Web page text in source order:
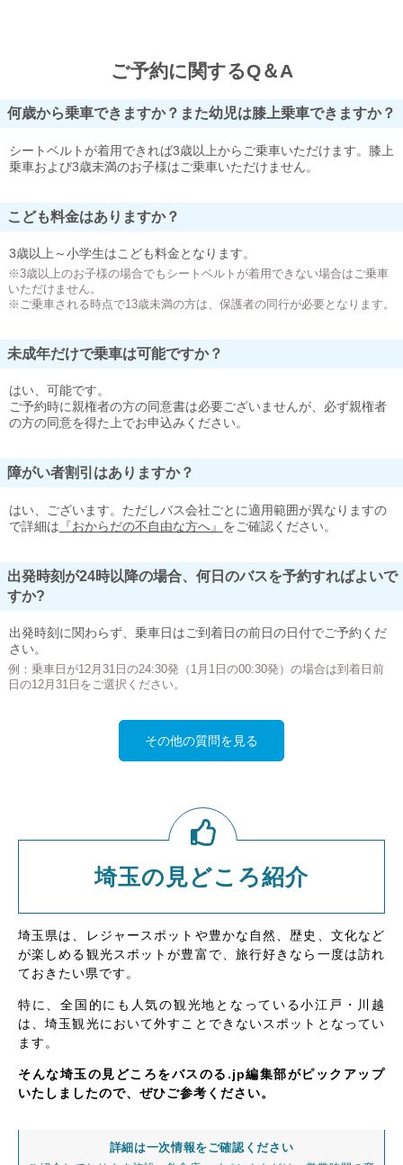
ご予約に関するQ＆A
何歳から乗車できますか？また幼児は膝上乗車できますか？
シートベルトが着用できれば3歳以上からご乗車いただけます。膝上
乗車および3歳未満のお子様はご乗車いただけません。
こども料金はありますか？
3歳以上～小学生はこども料金となります。
※3歳以上のお子様の場合でもシートベルトが着用できない場合はご乗車
いただけません。
※ご乗車される時点で13歳未満の方は、保護者の同行が必要となります。
未成年だけで乗車は可能ですか？
はい、可能です。
ご予約時に親権者の方の同意書は必要ございませんが、必ず親権者
の方の同意を得た上でお申込みください。
障がい者割引はありますか？
はい、ございます。ただしバス会社ごとに適用範囲が異なりますの
で詳細は 『おからだの不自由な方へ』 をご確認ください。
出発時刻が24時以降の場合、何日のバスを予約すればよいで
すか?
出発時刻に関わらず、乗車日はご到着日の前日の日付でご予約くだ
さい。
例：乗車日が12月31日の24:30発（1月1日の00:30発）の場合は到着日前
日の12月31日をご選択ください。
その他の質問を見る
埼玉の見どころ紹介
埼玉県は、レジャースポットや豊かな自然、歴史、文化など
が楽しめる観光スポットが豊富で、旅行好きなら一度は訪れ
ておきたい県です。
特に、全国的にも人気の観光地となっている小江戸・川越
は、埼玉観光において外すことできないスポットとなってい
ます。
そんな埼玉の見どころをバスのる.jp編集部がピックアップ
いたしましたので、ぜひご参考ください。
詳細は一次情報をご確認ください